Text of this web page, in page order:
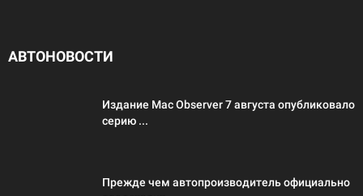
АВТОНОВОСТИ
Издание Mac Observer 7 августа опубликовало
серию ...
Прежде чем автопроизводитель официально